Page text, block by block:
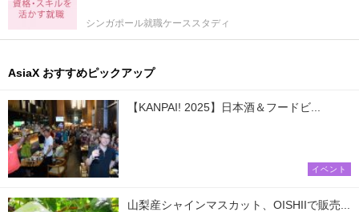
シンガポール就職ケーススタディ
AsiaX おすすめピックアップ
【KANPAI! 2025】日本酒＆フードビ...
イベント
山梨産シャインマスカット、OISHIIで販売...